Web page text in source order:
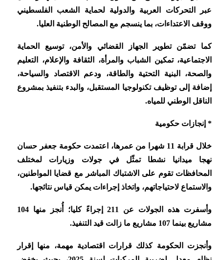
عبر التحركات العربية والدولية لحماية الشعب الفلسطيني
ووقف الاعتداءات، بما ينسجم مع المصالح الوطنية العليا.
كما تضمّن تطوير الجهاز القضائي والأمن، توسيع الحماية
الاجتماعية، تمكين الشباب والمرأة، الثقافة والإعلام، التعليم
والصحة، البنية التحتية والطاقة، ودعم الاقتصاد والسياحة،
إضافة إلى توظيف تكنولوجيا المستقبل، والبدء بتنفيذ بمشروع
الناقل الوطني للمياه.
* إنجازات حكومية
خلال قرابة 11 شهرا من عمرها، اعتمدت حكومة جعفر حسان
نهجا ميدانيا نشطا تمثّل في جولات وزيارات لمختلف
المحافظات تقوم على الاشتباك المباشر مع قضايا المواطنين،
والاستماع لاحتياجاتهم، واتخاذ إجراءات يمكن قياس نتائجها.
وأسفرت هذه الجولات عن 211 إجراءً كليا؛ أُنجز منها 104
مشاريع بينما 107 مشاريع ما زالت قيد التنفيذ.
وأنجزت الحكومة كذلك قرارات اقتصادية مهمة، منها إقرار